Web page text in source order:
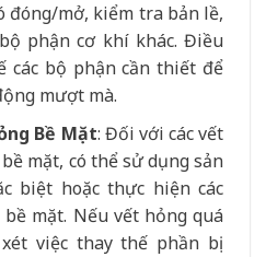
đóng/mở, kiểm tra bản lề,
phận cơ khí khác. Điều
các bộ phận cần thiết để
mượt mà.
Bề Mặt: Đối với các vết
mặt, có thể sử dụng sản
biệt hoặc thực hiện các
mặt. Nếu vết hỏng quá
xét việc thay thế phần bị